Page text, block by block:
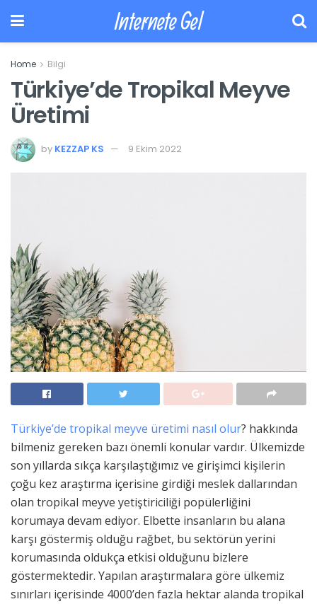
Internete Gel
Home Bilgi
Türkiye’de Tropikal Meyve
Üretimi
by KEZZAP KS 9 Ekim 2022
Türkiye’de tropikal meyve üretimi nasıl olur? hakkında
bilmeniz gereken bazı önemli konular vardır. Ülkemizde
son yıllarda sıkça karşılaştığımız ve girişimci kişilerin
çoğu kez araştırma içerisine girdiği meslek dallarından
olan tropikal meyve yetiştiriciliği popülerliğini
korumaya devam ediyor. Elbette insanların bu alana
karşı göstermiş olduğu rağbet, bu sektörün yerini
korumasında oldukça etkisi olduğunu bizlere
göstermektedir. Yapılan araştırmalara göre ülkemiz
sınırları içerisinde 4000’den fazla hektar alanda tropikal